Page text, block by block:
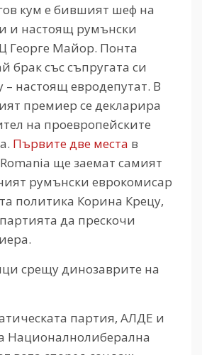
кум е бившият шеф на
и настоящ румънски
Георге Майор. Понта
брак със съпругата си
настоящ евродепутат. В
премиер се декларира
на проевропейските
Първите две места в
ще заемат самият
румънски еврокомисар
политика Корина Крецу,
да прескочи
срещу динозаврите на
партия, АЛДЕ и
Националнолиберална